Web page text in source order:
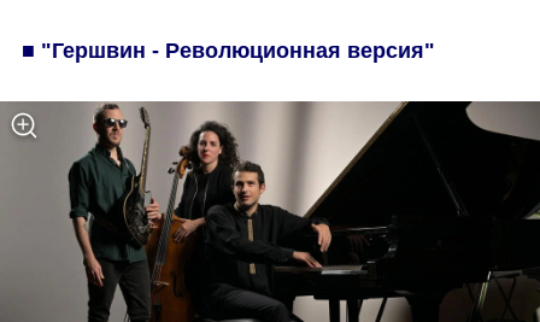
■ "Гершвин - Революционная версия"